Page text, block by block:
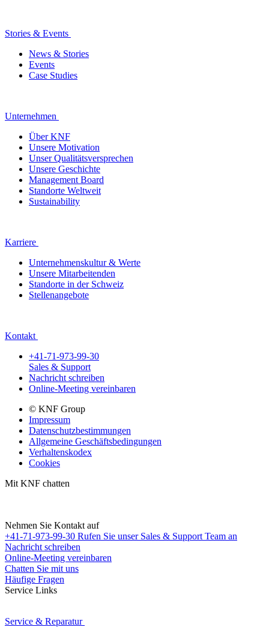
Stories & Events
News & Stories
Events
Case Studies
Unternehmen
Über KNF
Unsere Motivation
Unser Qualitätsversprechen
Unsere Geschichte
Management Board
Standorte Weltweit
Sustainability
Karriere
Unternehmenskultur & Werte
Unsere Mitarbeitenden
Standorte in der Schweiz
Stellenangebote
Kontakt
+41-71-973-99-30
Sales & Support
Nachricht schreiben
Online-Meeting vereinbaren
© KNF Group
Impressum
Datenschutzbestimmungen
Allgemeine Geschäftsbedingungen
Verhaltenskodex
Cookies
Mit KNF chatten
Nehmen Sie Kontakt auf
+41-71-973-99-30 Rufen Sie unser Sales & Support Team an
Nachricht schreiben
Online-Meeting vereinbaren
Chatten Sie mit uns
Häufige Fragen
Service Links
Service & Reparatur